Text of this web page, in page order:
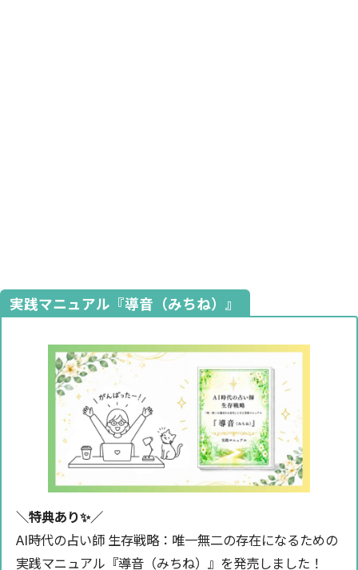
実践マニュアル『導音（みちね）』
＼特典あり✨️／
AI時代の占い師 生存戦略：唯一無二の存在になるための
実践マニュアル『導音（みちね）』を発売しました！